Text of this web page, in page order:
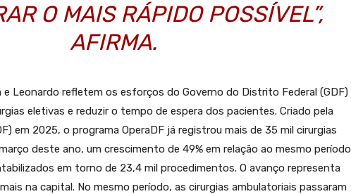
O MAIS RÁPIDO POSSÍVEL”,
AFIRMA.
e Leonardo refletem os esforços do Governo do Distrito Federal (GDF)
eletivas e reduzir o tempo de espera dos pacientes. Criado pela
em 2025, o programa OperaDF já registrou mais de 35 mil cirurgias
deste ano, um crescimento de 49% em relação ao mesmo período
em torno de 23,4 mil procedimentos. O avanço representa
na capital. No mesmo período, as cirurgias ambulatoriais passaram